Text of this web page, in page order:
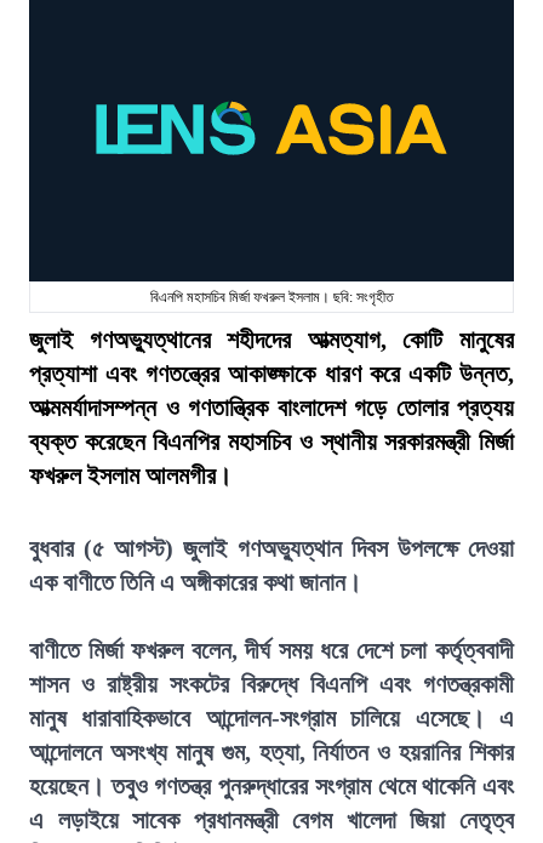
বিএনপি মহাসচিব মির্জা ফখরুল ইসলাম। ছবি: সংগৃহীত
জুলাই গণঅভ্যুত্থানের শহীদদের আত্মত্যাগ, কোটি মানুষের
প্রত্যাশা এবং গণতন্ত্রের আকাঙ্ক্ষাকে ধারণ করে একটি উন্নত,
আত্মমর্যাদাসম্পন্ন ও গণতান্ত্রিক বাংলাদেশ গড়ে তোলার প্রত্যয়
ব্যক্ত করেছেন বিএনপির মহাসচিব ও স্থানীয় সরকারমন্ত্রী মির্জা
ফখরুল ইসলাম আলমগীর।
বুধবার (৫ আগস্ট) জুলাই গণঅভ্যুত্থান দিবস উপলক্ষে দেওয়া
এক বাণীতে তিনি এ অঙ্গীকারের কথা জানান।
বাণীতে মির্জা ফখরুল বলেন, দীর্ঘ সময় ধরে দেশে চলা কর্তৃত্ববাদী
শাসন ও রাষ্ট্রীয় সংকটের বিরুদ্ধে বিএনপি এবং গণতন্ত্রকামী
মানুষ ধারাবাহিকভাবে আন্দোলন-সংগ্রাম চালিয়ে এসেছে। এ
আন্দোলনে অসংখ্য মানুষ গুম, হত্যা, নির্যাতন ও হয়রানির শিকার
হয়েছেন। তবুও গণতন্ত্র পুনরুদ্ধারের সংগ্রাম থেমে থাকেনি এবং
এ লড়াইয়ে সাবেক প্রধানমন্ত্রী বেগম খালেদা জিয়া নেতৃত্ব